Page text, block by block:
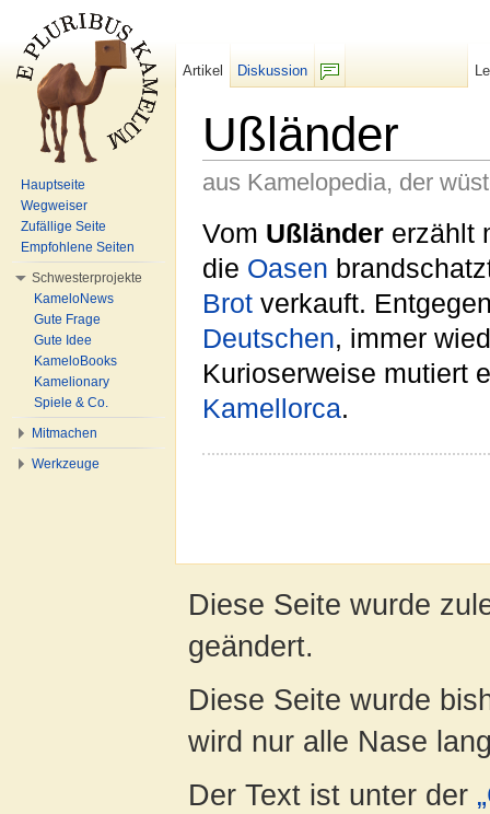
Ußländer
aus Kamelopedia, der
Vom Ußländer erzählt
die Oasen
Brot verkauft.
Deutschen, immer
Kurioserweise mutiert
Kamellorca.
Artikel
Diskussion
Hauptseite
Wegweiser
Zufällige Seite
Empfohlene Seiten
Schwesterprojekte
KameloNews
Gute Frage
Gute Idee
KameloBooks
Kamelionary
Spiele & Co.
Mitmachen
Werkzeuge
Diese Seite wurde
geändert.
Diese Seite wurde
wird nur alle Nase
Der Text ist unter der